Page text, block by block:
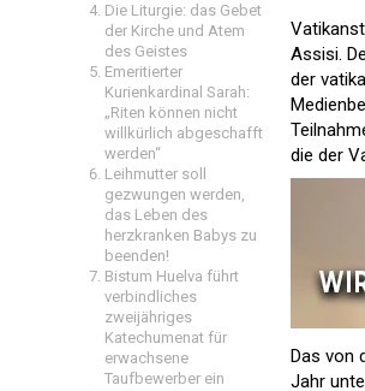
Die Liturgie: das Gebet
der Kirche und Atem
des Geistes
Emeritierter
Kurienkardinal Sarah:
„Riten können nicht
willkürlich abgeschafft
werden“
Leihmutter soll
gezwungen werden,
das Leben des
herzkranken Babys zu
beenden!
Bistum Huelva führt
verbindliches
zweijähriges
Katechumenat für
erwachsene
Taufbewerber ein
Assisi.
der
die der
Das von
Jahr